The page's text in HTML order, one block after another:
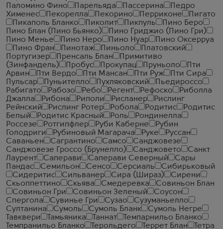
Паломино Фино
Парельяда Пассерина
Педро
Хименес
Пекорелла Пекорино Перриконе
Пигато
Пикаполь Бланко
Пиколит Пикпуль
Пино Беро
Пино Блан (Пино Бьянко)
Пино Гриджио (Пино Гри)
Пино Менье
Пино Неро Пино Нуар
Пино Оксерруа
Пино Фран
Пинотаж Пиньоло
Платовский
Португизер
Пренсаль Блан
Примитиво
(Зинфандель)
Пробус Прокупац Пруньоло
Пти
Арвин
Пти Вердо Пти Мансан Пти Руж
Пти Сира
Пульсар
Пуньителло Пухляковский
Пьедироссо
Рабигато
Рабозо Ребо Регент Рефоско
Риболла
Джалла
Рибона Риполи Рисланер
Рислинг
Рейнский
Рислинг Ротер Робола Родитис
Родитис
Белый
Родитис Красный Роль
Рондинелла
Россезе
Ротгипфлер Руби Каберне
Рубин
Голодриги
Рубиновый Магарача Руке
Руссан
Саваньен
Сагрантино Самсо
Санджовезе
Санджовезе Гроссо (Брунелло)
Санджовето
Санкт
Лаурент
Саперави Саперави Северный
Сары
Пандас
Семильон Сенсо Серсиаль
Сибирьковый
Сидеритис
Сильванер Сира (Шираз)
Сирени
Скьоппеттино
Скьява Смедеревка
Совиньон Блан
Совиньон Гри
Совиньон Зеленый
Соусон
Спергола
Сувинье Гри Сузао
Сузуманьелло
Султанина
Сумоль Сумоль Бланк
Сумоль Негре
Тавквери
Тамьяника Таннат
Темпарнильо Бланко
Темпранильо Бланко
Терольдего Террет Блан Тетра